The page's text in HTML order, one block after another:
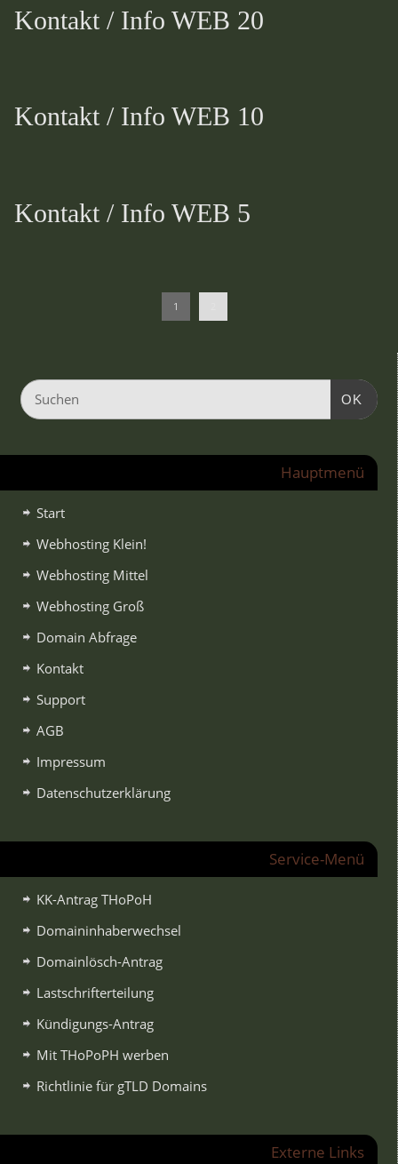
Kontakt / Info WEB 20
Kontakt / Info WEB 10
Kontakt / Info WEB 5
1
OK
Hauptmenü
Start
Webhosting Klein!
Webhosting Mittel
Webhosting Groß
Domain Abfrage
Kontakt
Support
AGB
Impressum
Datenschutzerklärung
Service-Menü
KK-Antrag THoPoH
Domaininhaberwechsel
Domainlösch-Antrag
Lastschrifterteilung
Kündigungs-Antrag
Mit THoPoPH werben
Richtlinie für gTLD Domains
Externe Links